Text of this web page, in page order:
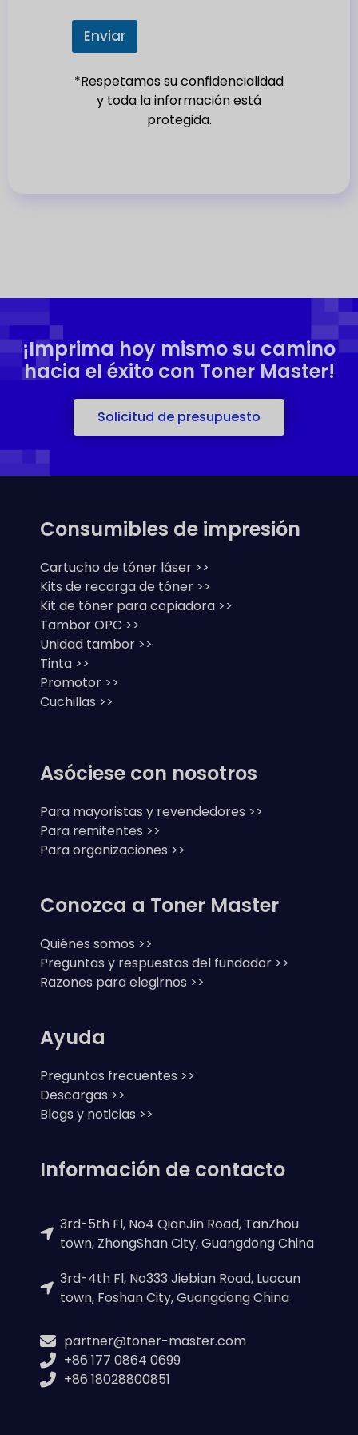
e
s
1
Enviar
*Respetamos su confidencialidad
y toda la información está
protegida.
¡Imprima hoy mismo su camino
hacia el éxito con Toner Master!
Solicitud de presupuesto
Consumibles de impresión
Cartucho de tóner láser >>
Kits de recarga de tóner >>
Kit de tóner para copiadora >>
Tambor OPC >>
Unidad tambor >>
Tinta >>
Promotor >>
Cuchillas >>
Asóciese con nosotros
Para mayoristas y revendedores >>
Para remitentes >>
Para organizaciones >>
Conozca a Toner Master
Quiénes somos >>
Preguntas y respuestas del fundador >>
Razones para elegirnos >>
Ayuda
Preguntas frecuentes >>
Descargas >>
Blogs y noticias >>
Información de contacto
3rd-5th Fl, No4 QianJin Road, TanZhou
town, ZhongShan City, Guangdong China
3rd-4th Fl, No333 Jiebian Road, Luocun
town, Foshan City, Guangdong China
partner@toner-master.com
+86 177 0864 0699
+86 18028800851